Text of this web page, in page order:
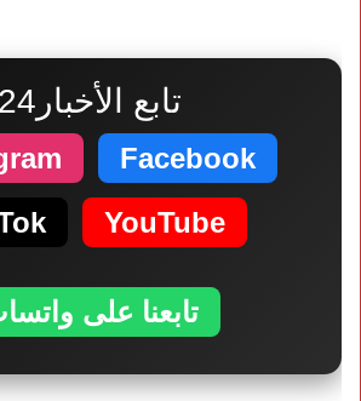
تابع الأخبار24
Facebook
YouTube
تابعنا على